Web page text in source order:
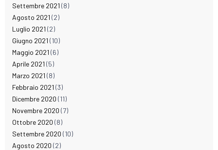
Settembre 2021 (8)
Agosto 2021 (2)
Luglio 2021 (2)
Giugno 2021 (10)
Maggio 2021 (6)
Aprile 2021 (5)
Marzo 2021 (8)
Febbraio 2021 (3)
Dicembre 2020 (11)
Novembre 2020 (7)
Ottobre 2020 (8)
Settembre 2020 (10)
Agosto 2020 (2)